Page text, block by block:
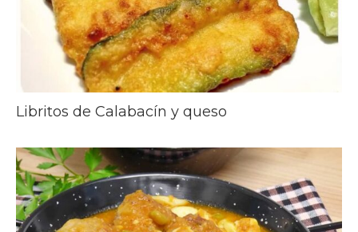
Libritos de Calabacín y queso